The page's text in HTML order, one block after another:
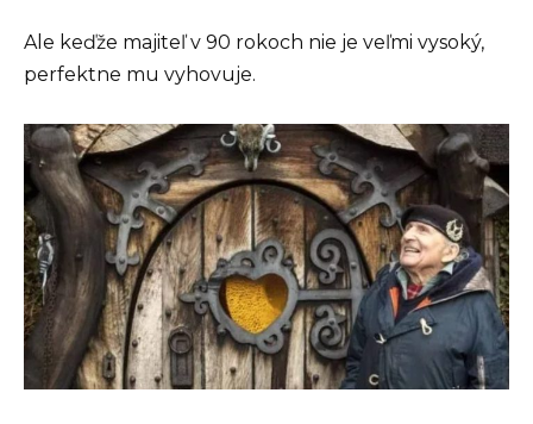
Ale keďže majiteľ v 90 rokoch nie je veľmi vysoký,
perfektne mu vyhovuje.